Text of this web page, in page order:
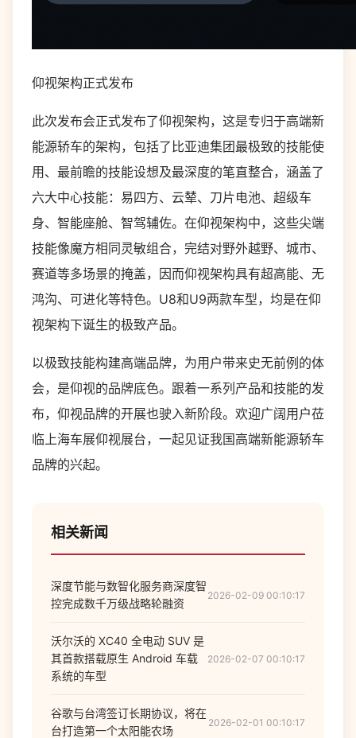
仰视架构正式发布
此次发布会正式发布了仰视架构，这是专归于高端新
能源轿车的架构，包括了比亚迪集团最极致的技能使
用、最前瞻的技能设想及最深度的笔直整合，涵盖了
六大中心技能：易四方、云辇、刀片电池、超级车
身、智能座舱、智驾辅佐。在仰视架构中，这些尖端
技能像魔方相同灵敏组合，完结对野外越野、城市、
赛道等多场景的掩盖，因而仰视架构具有超高能、无
鸿沟、可进化等特色。U8和U9两款车型，均是在仰
视架构下诞生的极致产品。
以极致技能构建高端品牌，为用户带来史无前例的体
会，是仰视的品牌底色。跟着一系列产品和技能的发
布，仰视品牌的开展也驶入新阶段。欢迎广阔用户莅
临上海车展仰视展台，一起见证我国高端新能源轿车
品牌的兴起。
相关新闻
深度节能与数智化服务商深度智
控完成数千万级战略轮融资
2026-02-09 00:10:17
沃尔沃的 XC40 全电动 SUV 是
其首款搭载原生 Android 车载
系统的车型
2026-02-07 00:10:17
谷歌与台湾签订长期协议，将在
台打造第一个太阳能农场
2026-02-01 00:10:17